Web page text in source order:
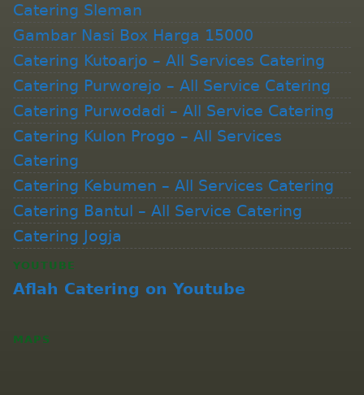
Catering Sleman
Gambar Nasi Box Harga 15000
Catering Kutoarjo – All Services Catering
Catering Purworejo – All Service Catering
Catering Purwodadi – All Service Catering
Catering Kulon Progo – All Services
Catering
Catering Kebumen – All Services Catering
Catering Bantul – All Service Catering
Catering Jogja
YOUTUBE
Aflah Catering on Youtube
MAPS